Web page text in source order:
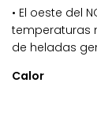
• El oeste del
temperaturas
de heladas
Calor